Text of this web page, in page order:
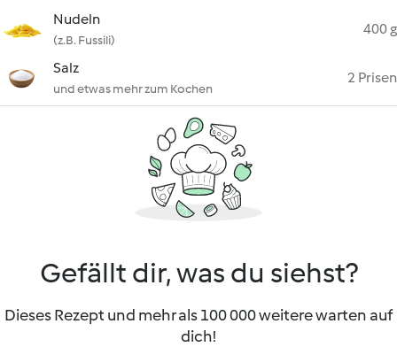
Nudeln
(z.B. Fussili)
400 g
Salz
und etwas mehr zum Kochen
2 Prisen
Gefällt dir, was du siehst?
Dieses Rezept und mehr als 100 000 weitere warten auf
dich!